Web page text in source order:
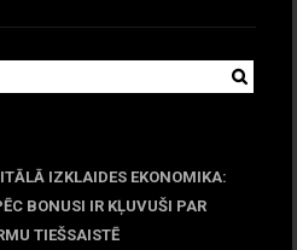
IZKLAIDES EKONOMIKA:
BONUSI IR KĻUVUŠI PAR
TIEŠSAISTĒ